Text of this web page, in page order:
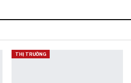
THỊ TRƯỜNG